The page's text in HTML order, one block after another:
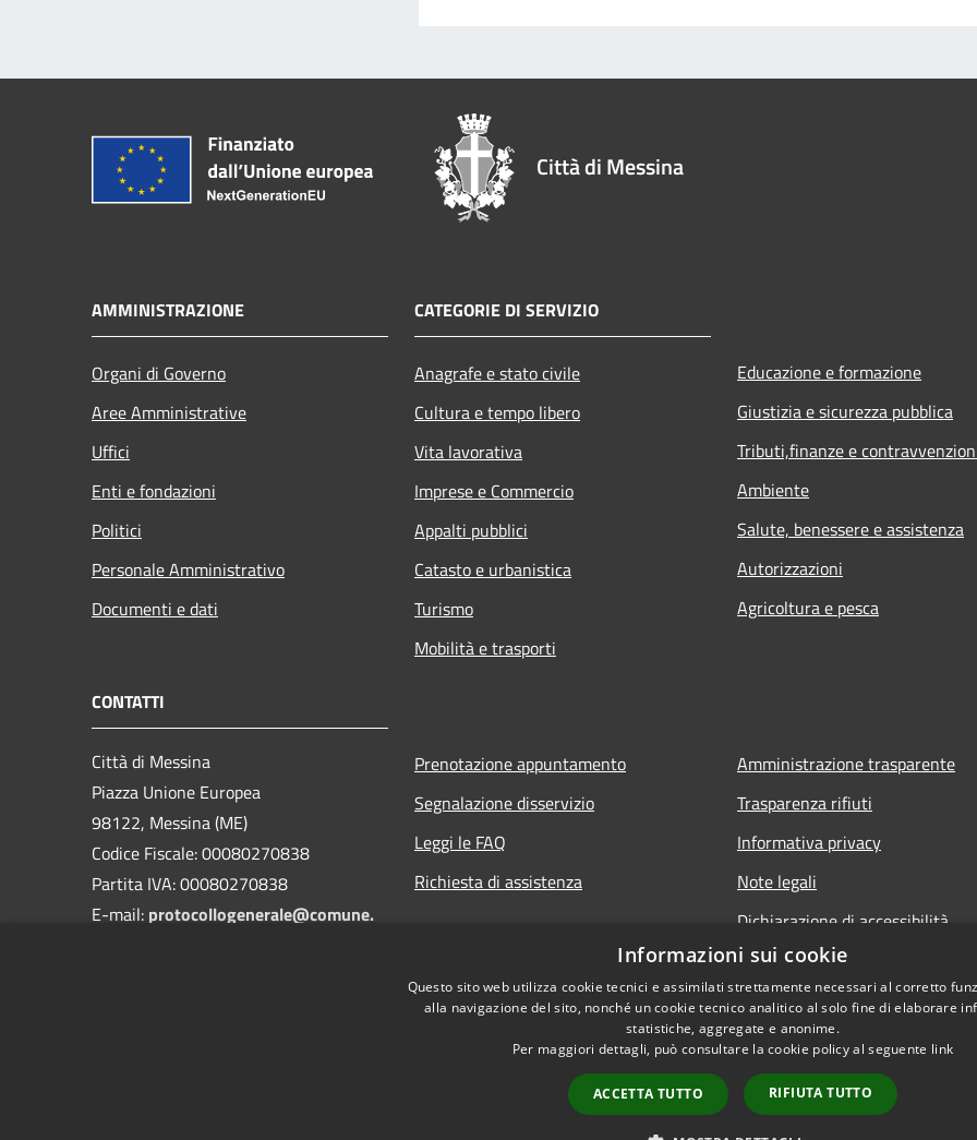
Città di Messina
AMMINISTRAZIONE
Organi di Governo
Aree Amministrative
Uffici
Enti e fondazioni
Politici
Personale Amministrativo
Documenti e dati
CATEGORIE DI SERVIZIO
Anagrafe e stato civile
Cultura e tempo libero
Vita lavorativa
Imprese e Commercio
Appalti pubblici
Catasto e urbanistica
Turismo
Mobilità e trasporti
Educazione e formazione
Giustizia e sicurezza pubblica
Tributi,finanze e
Ambiente
Salute, benessere e assistenza
Autorizzazioni
Agricoltura e pesca
CONTATTI
Città di Messina
Piazza Unione Europea
98122, Messina (ME)
Codice Fiscale: 00080270838
Partita IVA: 00080270838
E-mail: protocollogenerale@comune.
Prenotazione appuntamento
Segnalazione disservizio
Leggi le FAQ
Richiesta di assistenza
Amministrazione trasparente
Trasparenza rifiuti
Informativa privacy
Note legali
Dichiarazione di accessibilità
Informazioni sui cookie
Questo sito web utilizza cookie tecnici e assimilati strettamente necessari al corretto
alla navigazione del sito, nonché un cookie tecnico analitico al solo fine di elaborare
statistiche, aggregate e anonime.
Per maggiori dettagli, può consultare la cookie policy al seguente link
ACCETTA TUTTO RIFIUTA TUTTO